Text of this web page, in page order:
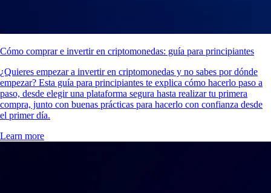
Cómo comprar e invertir en criptomonedas: guía para principiantes
¿Quieres empezar a invertir en criptomonedas y no sabes por dónde
empezar? Esta guía para principiantes te explica cómo hacerlo paso a
paso, desde elegir una plataforma segura hasta realizar tu primera
compra, junto con buenas prácticas para hacerlo con confianza desde
el primer día.
Learn more